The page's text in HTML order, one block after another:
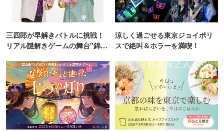
三四郎が早解きバトルに挑戦！
リアル謎解きゲームの舞台"錦糸
涼しく過ごせる東京ジョイポリ
スで絶叫＆ホラーを満喫！